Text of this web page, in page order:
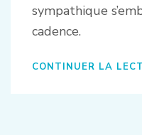
sympathique
cadence.
CONTINUER LA